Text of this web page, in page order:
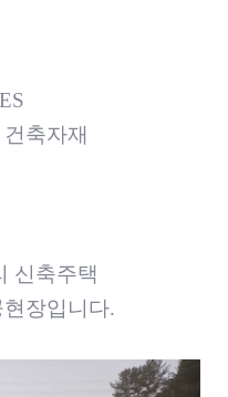
축자재
신축주택
장입니다.